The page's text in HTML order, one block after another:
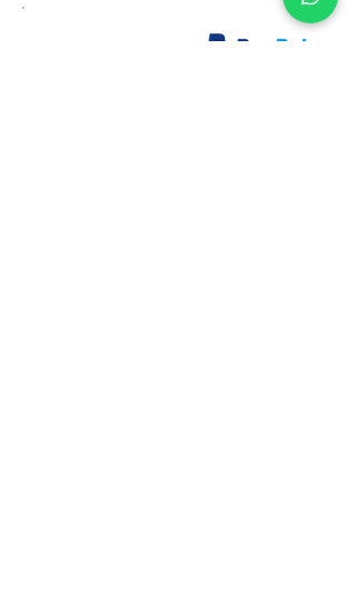
sostituita in caso di danneggiamento
durante trasporto inviando un messaggio